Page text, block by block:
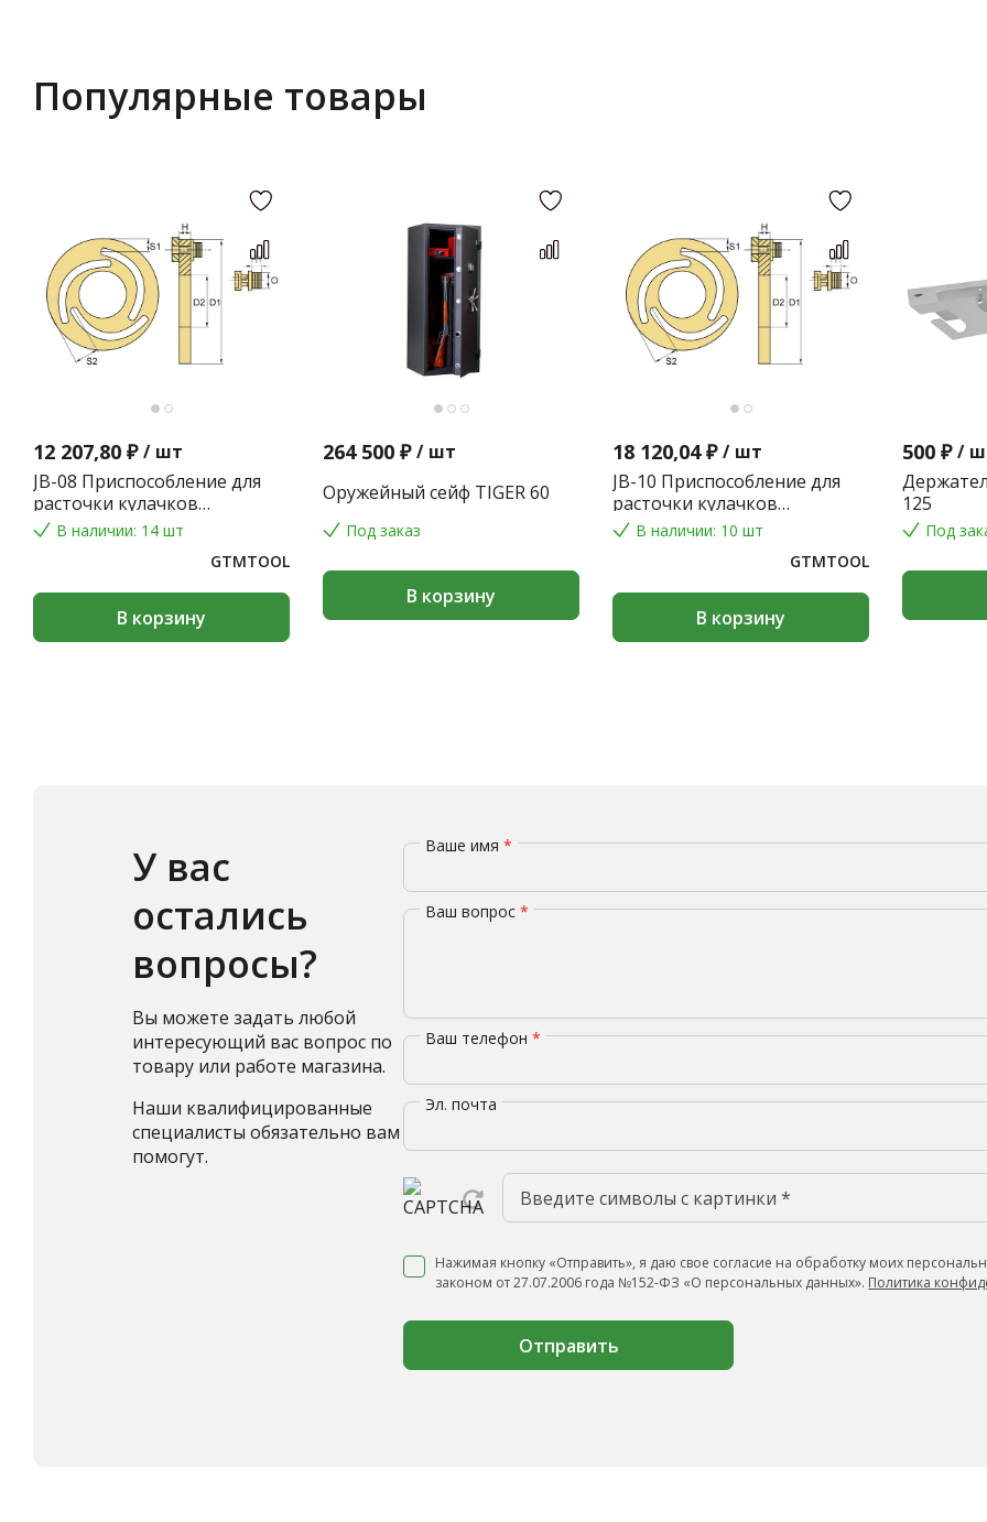
Популярные товары
12 207,80 ₽ / шт
JB-08 Приспособление для
расточки кулачков
токарного патрона
В наличии: 14 шт
GTMTOOL
В корзину
264 500 ₽ / шт
Оружейный сейф TIGER 60
Под заказ
В корзину
18 120,04 ₽ / шт
JB-10 Приспособление для
расточки кулачков
токарного патрона
В наличии: 10 шт
GTMTOOL
В корзину
500 ₽ /
125
Под
У вас
остались
вопросы?
Вы можете задать любой
интересующий вас вопрос по
товару или работе магазина.
Наши квалифицированные
специалисты обязательно вам
помогут.
Ваше имя*
Ваш вопрос*
Ваш телефон*
Эл. почта
Нажимая кнопку «Отправить», я даю свое согласие на обработку моих
законом от 27.07.2006 года №152-ФЗ «О персональных данных». Политика
Отправить